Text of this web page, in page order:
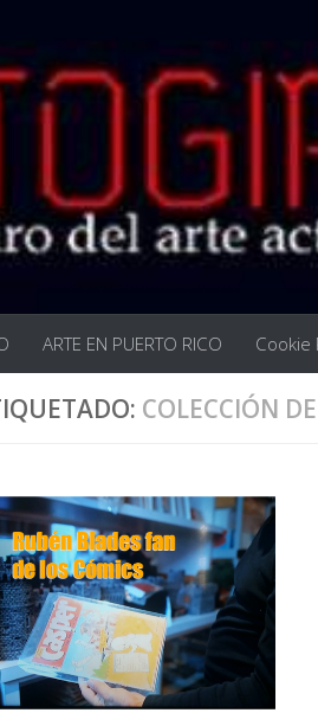
ARTE EN PUERTO RICO Cookie
COLECCIÓN